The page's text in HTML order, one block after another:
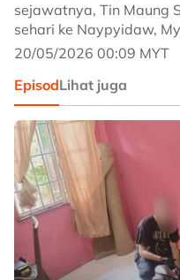
sejawatnya, Tin Maung
sehari ke Naypyidaw,
20/05/2026 00:09 MYT
EpisodLihat juga